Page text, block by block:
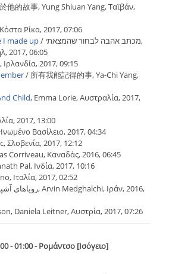
他的故事, Yung Shiuan Yang, Ταϊβάν,
Ρίκα, 2017, 07:06
I made up/ מכתב אהבה לבחור שהמצאתי,
2017, 06:05
2017, 09:15
/ 所有我能記得的事, Ya-Chi Yang,
Child, Emma Lorie, Αυστραλία, 2017,
2017, 13:00
Βασίλειο, 2017, 04:34
Σλοβενία, 2017, 12:12
Corriveau, Καναδάς, 2016, 06:45
Pal, Ινδία, 2017, 10:16
Ιταλία, 2017, 02:52
Daniela Leitner, Αυστρία, 2017, 07:26
- 01:00 - Ρομάντσο [Ισόγειο]